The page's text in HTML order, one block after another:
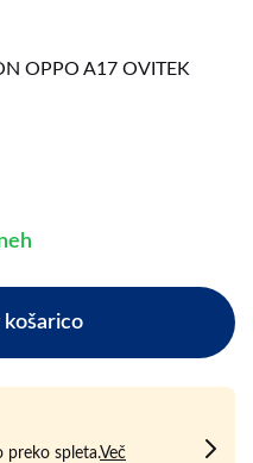
OPPO A17 OVITEK
košarico
preko spleta.Več